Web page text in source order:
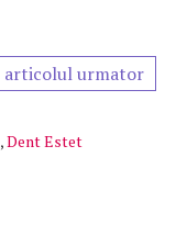
articolul urmator
,Dent Estet